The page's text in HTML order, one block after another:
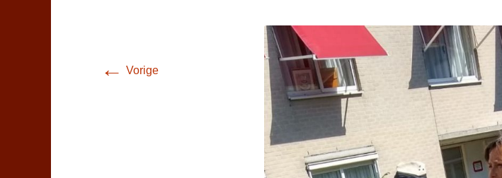
← Vorige